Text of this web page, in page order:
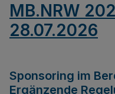
MB.NRW
28.07.2026
Sponsoring im
Ergänzende